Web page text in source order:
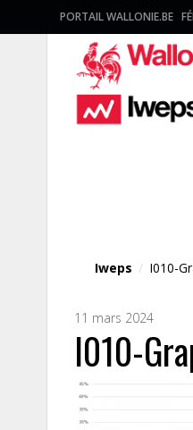
PORTAIL WALLONIE.BE
Iweps / I010-
11 mars 2024
I010-